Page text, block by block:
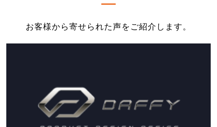
お客様から寄せられた声をご紹介します。